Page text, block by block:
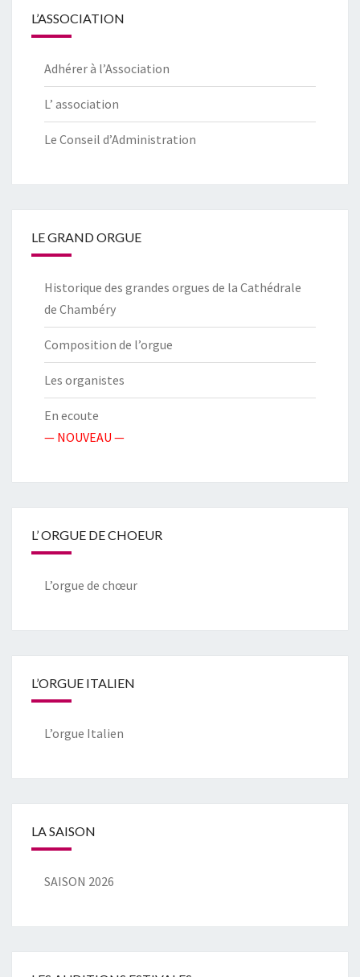
L’ASSOCIATION
Adhérer à l’Association
L’ association
Le Conseil d’Administration
LE GRAND ORGUE
Historique des grandes orgues de la Cathédrale
de Chambéry
Composition de l’orgue
Les organistes
En ecoute
— NOUVEAU —
L’ ORGUE DE CHOEUR
L’orgue de chœur
L’ORGUE ITALIEN
L’orgue Italien
LA SAISON
SAISON 2026